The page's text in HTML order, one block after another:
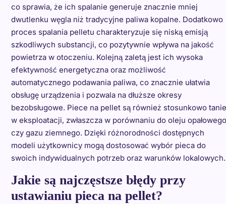
co sprawia, że ich spalanie generuje znacznie mniej
dwutlenku węgla niż tradycyjne paliwa kopalne. Dodatkowo
proces spalania pelletu charakteryzuje się niską emisją
szkodliwych substancji, co pozytywnie wpływa na jakość
powietrza w otoczeniu. Kolejną zaletą jest ich wysoka
efektywność energetyczna oraz możliwość
automatycznego podawania paliwa, co znacznie ułatwia
obsługę urządzenia i pozwala na dłuższe okresy
bezobsługowe. Piece na pellet są również stosunkowo tanie
w eksploatacji, zwłaszcza w porównaniu do oleju opałowego
czy gazu ziemnego. Dzięki różnorodności dostępnych
modeli użytkownicy mogą dostosować wybór pieca do
swoich indywidualnych potrzeb oraz warunków lokalowych.
Jakie są najczęstsze błędy przy
ustawianiu pieca na pellet?